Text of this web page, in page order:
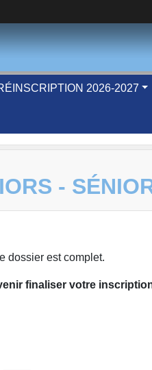
2026-2027
-
dossier est complet.
finaliser votre